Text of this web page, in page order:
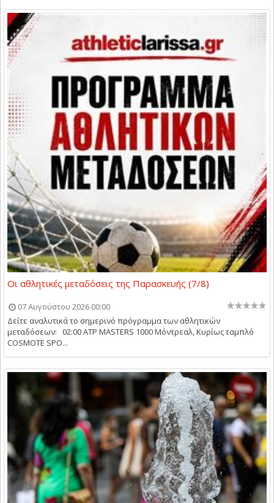
Οι αθλητικές μεταδόσεις της Παρασκευής (7/8)
07 Αυγούστου 2026 00:00
Δείτε αναλυτικά το σημερινό πρόγραμμα των αθλητικών
μεταδόσεων: 02:00 ATP MASTERS 1000 Μόντρεαλ, Κυρίως ταμπλό
COSMOTE SPO...